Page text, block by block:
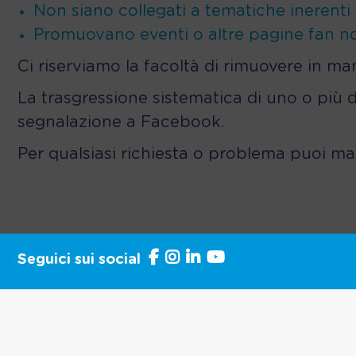
Non siano collegati a tematiche
Promuovano eventi o altre pagine fan
Ci riserviamo la facoltà di rimuovere in
La trasgressione sistematica di uno o più
segnalazione a Facebook.
Per qualsiasi richiesta o problema puoi
Seguici sui social